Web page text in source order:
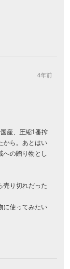
4年前
産、圧縮1番搾
から。あとはい
への贈り物とし
売り切れだった
に使ってみたい